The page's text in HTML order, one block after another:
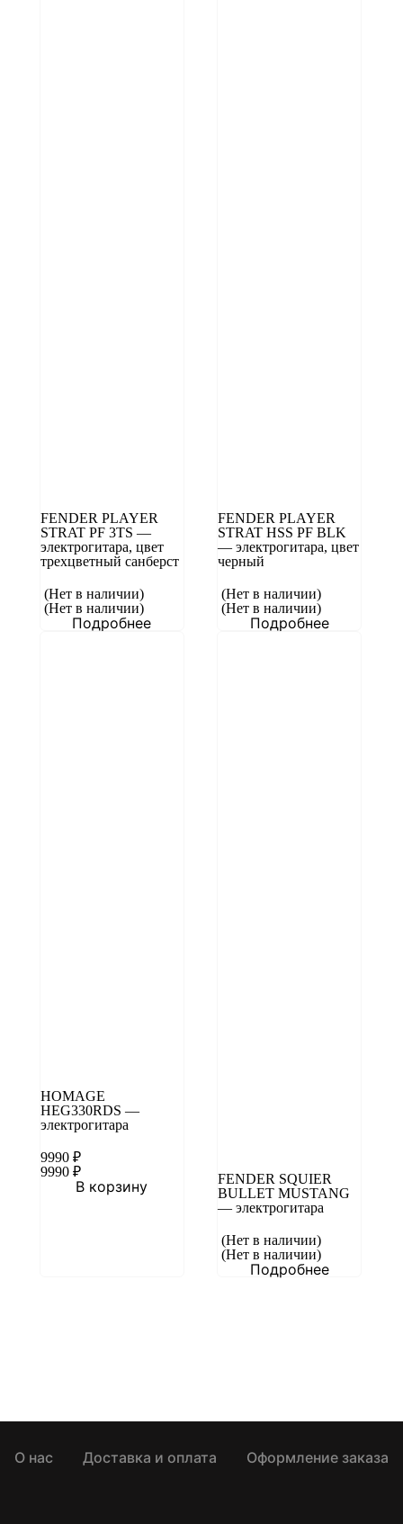
FENDER PLAYER
STRAT PF 3TS —
электрогитара, цвет
трехцветный санберст
(Нет в наличии)
(Нет в наличии)
Подробнее
FENDER PLAYER
STRAT HSS PF BLK
— электрогитара, цвет
черный
(Нет в наличии)
(Нет в наличии)
Подробнее
HOMAGE
HEG330RDS —
электрогитара
9990 ₽
9990 ₽
В корзину
FENDER SQUIER
BULLET MUSTANG
— электрогитара
(Нет в наличии)
(Нет в наличии)
Подробнее
О нас Доставка и оплата Оформление заказа